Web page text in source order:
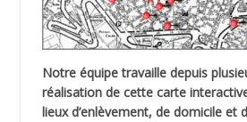
Notre équipe travaille depuis
réalisation de cette carte
lieux d’enlèvement, de domicile et